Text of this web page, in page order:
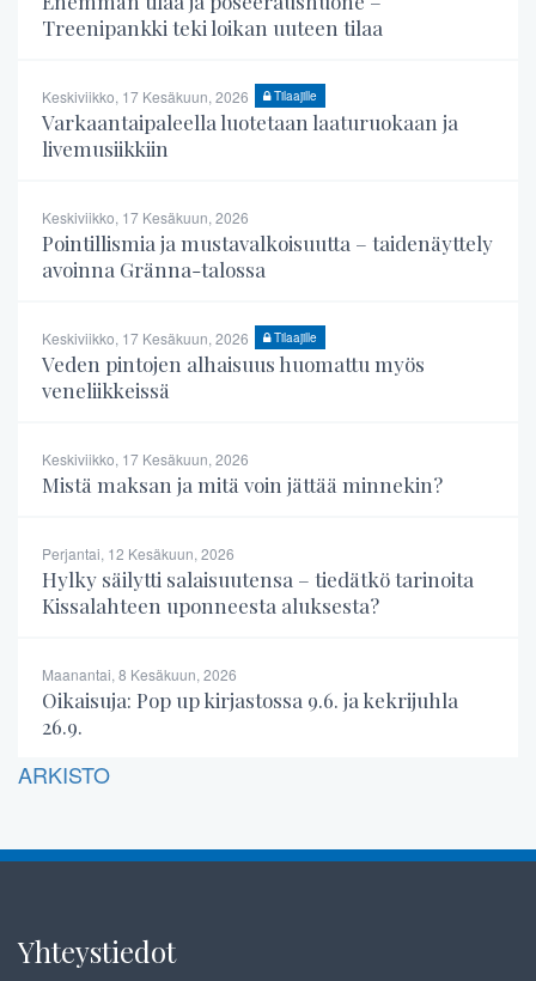
Treenipankki teki loikan uuteen tilaa
Keskiviikko, 17 Kesäkuun, 2026 Tilaajille
Varkaantaipaleella luotetaan laaturuokaan ja
livemusiikkiin
Keskiviikko, 17 Kesäkuun, 2026
Pointillismia ja mustavalkoisuutta – taidenäyttely
avoinna Gränna-talossa
Keskiviikko, 17 Kesäkuun, 2026 Tilaajille
Veden pintojen alhaisuus huomattu myös
veneliikkeissä
Keskiviikko, 17 Kesäkuun, 2026
Mistä maksan ja mitä voin jättää minnekin?
Perjantai, 12 Kesäkuun, 2026
Hylky säilytti salaisuutensa – tiedätkö tarinoita
Kissalahteen uponneesta aluksesta?
Maanantai, 8 Kesäkuun, 2026
Oikaisuja: Pop up kirjastossa 9.6. ja kekrijuhla
26.9.
ARKISTO
Yhteystiedot